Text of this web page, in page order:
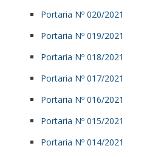
Portaria Nº 020/2021
Portaria Nº 019/2021
Portaria Nº 018/2021
Portaria Nº 017/2021
Portaria Nº 016/2021
Portaria Nº 015/2021
Portaria Nº 014/2021